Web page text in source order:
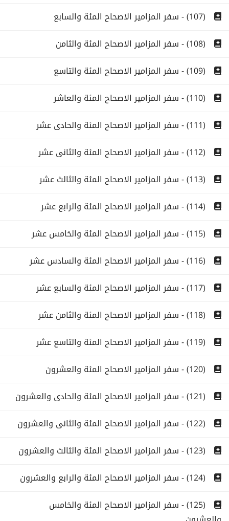
(107) - سفر المزامير الاصحاح المئة والسابع
(108) - سفر المزامير الاصحاح المئة والثامن
(109) - سفر المزامير الاصحاح المئة والتاسع
(110) - سفر المزامير الاصحاح المئة والعاشر
(111) - سفر المزامير الاصحاح المئة والحادى عشر
(112) - سفر المزامير الاصحاح المئة والثانى عشر
(113) - سفر المزامير الاصحاح المئة والثالث عشر
(114) - سفر المزامير الاصحاح المئة والرابع عشر
(115) - سفر المزامير الاصحاح المئة والخامس عشر
(116) - سفر المزامير الاصحاح المئة والسادس عشر
(117) - سفر المزامير الاصحاح المئة والسابع عشر
(118) - سفر المزامير الاصحاح المئة والثامن عشر
(119) - سفر المزامير الاصحاح المئة والتاسع عشر
(120) - سفر المزامير الاصحاح المئة والعشرون
(121) - سفر المزامير الاصحاح المئة والحادى والعشرون
(122) - سفر المزامير الاصحاح المئة والثانى والعشرون
(123) - سفر المزامير الاصحاح المئة والثالث والعشرون
(124) - سفر المزامير الاصحاح المئة والرابع والعشرون
(125) - سفر المزامير الاصحاح المئة والخامس